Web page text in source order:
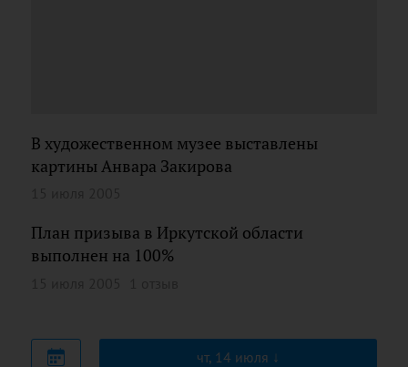
В художественном музее выставлены
картины Анвара Закирова
План призыва в Иркутской области
выполнен на 100%
чт, 14 июля